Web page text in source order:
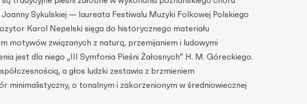
Sykulskiej — laureata Festiwalu Muzyki Folkowej Polskiego
Karol Nepelski sięga do historycznego materiału
motywów związanych z naturą, przemijaniem i ludowymi
jest dla niego „III Symfonia Pieśni Żałosnych” H. M. Góreckiego.
a głos ludzki zestawia z brzmieniem
minimalistyczny, o tonalnym i zakorzenionym w średniowiecznej